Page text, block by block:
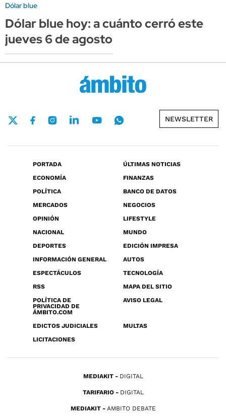
Dólar blue
Dólar blue hoy: a cuánto cerró este
jueves 6 de agosto
NEWSLETTER
PORTADA
ÚLTIMAS NOTICIAS
ECONOMÍA
FINANZAS
POLÍTICA
BANCO DE DATOS
MERCADOS
NEGOCIOS
OPINIÓN
LIFESTYLE
NACIONAL
MUNDO
DEPORTES
EDICIÓN IMPRESA
INFORMACIÓN GENERAL
AUTOS
ESPECTÁCULOS
TECNOLOGÍA
RSS
MAPA DEL SITIO
POLÍTICA DE
PRIVACIDAD DE
ÁMBITO.COM
AVISO LEGAL
EDICTOS JUDICIALES
MULTAS
LICITACIONES
MEDIAKIT DIGITAL
TARIFARIO DIGITAL
MEDIAKIT AMBITO DEBATE